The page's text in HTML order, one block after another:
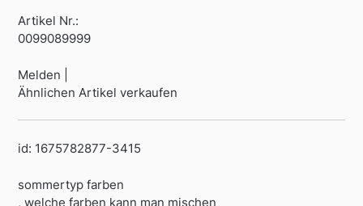
Artikel Nr.:
0099089999
Melden |
Ähnlichen Artikel verkaufen
id: 1675782877-3415
sommertyp farben
, welche farben kann man mischen